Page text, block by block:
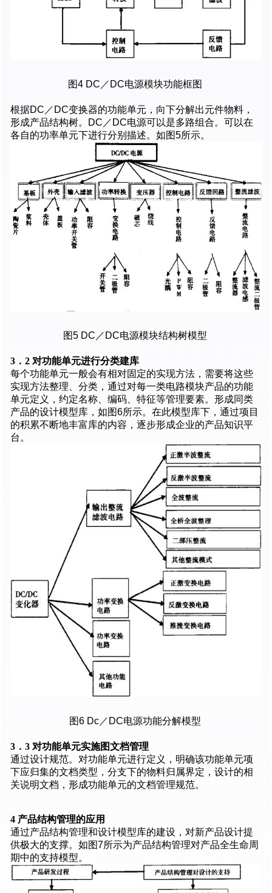
图4 DC／DC电源模块功能框图
根据DC／DC变换器的功能单元，向下分解出元件物料，
形成产品结构树。DC／DC电源可以是多路组合。可以在
各自的功率单元下进行分别描述。如图5所示。
图5 DC／DC电源模块结构树模型
3．2 对功能单元进行分类建库
每个功能单元一般会有相对固定的实现方法，需要将这些
实现方法整理、分类，通过对每一类电路模块产品的功能
单元定义，约定名称、编码、特征等管理要素。形成同类
产品的设计模型库，如图6所示。在此模型库下，通过项目
的积累不断地丰富库的内容，逐步形成企业的产品知识平
台。
图6 Dc／DC电源功能分解模型
3．3 对功能单元实施图文档管理
通过设计规范。对功能单元进行定义，明确该功能单元项
下应归集的文档类型，分支下的物料归属界定，设计的相
关说明文档，形成功能单元的文档管理规范。
4 产品结构管理的应用
通过产品结构管理和设计模型库的建设，对新产品设计提
供极大的支撑。如图7所示为产品结构管理对产品全生命周
期中的支持模型。